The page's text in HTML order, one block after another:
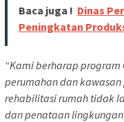
Baca juga ! Dinas
Peningkatan
“Kami berharap program
perumahan dan
rehabilitasi rumah tidak
dan penataan